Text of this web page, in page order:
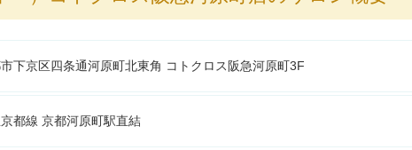
下京区四条通河原町北東角 コトクロス阪急河原町3F
都線 京都河原町駅直結